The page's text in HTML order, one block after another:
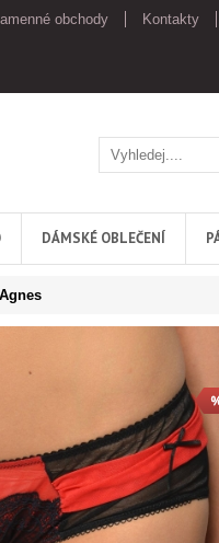
obchody
Kontakty
DÁMSKÉ OBLEČENÍ